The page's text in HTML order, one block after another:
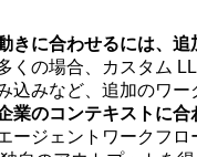
きに合わせるには、追
くの場合、カスタム
込みなど、追加のワ
業のコンテキストに
ージェントワークフロ